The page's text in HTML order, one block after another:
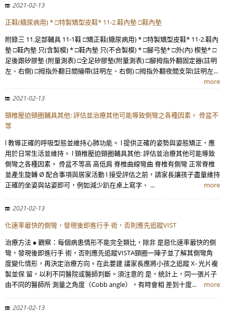
2021-02-13
正鞋(糖尿病用) * □特製矯型皮鞋* 11-2.鞋內墊 □鞋內墊
附錄三 11.足部輔具 11-1鞋 □矯正鞋(糖尿病用) * □特製矯型皮鞋* 11-2.鞋內
墊 □鞋內墊 只(含製模) * □鞋內墊 只(不合製模) * □腳弓墊* □外(內) 楔墊* □
足後跟矽膠墊 (附量測表) □全足矽膠墊(附量測表) □腳拇指外翻固定器(註明
左、右側) □拇指外翻日間繃帶(註明左、右側) □拇指外翻夜間支架(註明左...
more
2021-02-13
頸椎壓迫頸圈輔具其他: 評估並治療其他可能導致側彎之各種因素。 骨盆不
等
l 教導正確的呼吸型態並維持心肺功能。 l 提供正確的姿勢與姿態矯正，應
用於日常生活並維持。 l 頸椎壓迫頸圈輔具其他: 評估並治療其他可能導致
側彎之各種因素。 骨盆不等高 高低肩 脊椎曲線彎曲 脊椎有側彎 正常脊椎
並產生旋轉 Ø 配合事項與居家活動 l 接受評估之前，請家長讓孩子盡量維持
正確的坐姿與站姿即可，例如減少趴在桌上寫字、 ...
more
2021-02-13
化速率最快的側彎，發現後即進行手 術，否則應先追蹤VIST
治療方法 ● 觀察：每個病患情形不能完全類比，除非 是惡化速率最快的側
彎，發現後即進行手 術，否則應先追蹤VISTA頸圈一陣子並了解其側彎角
度變化情形，再決定治療方向。在此要建 議家長應將小孩之追蹤 X- 光片複
製並保 留，以利不同醫院或醫師判斷。須注意的 是，統計上，同一張片子
由不同的醫師所 測量之角度（Cobb angle），有時會相 差到十度...
more
2021-02-13